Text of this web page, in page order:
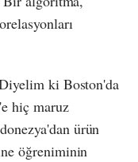
ki Boston'da
hiç maruz
ürün
öğreniminin